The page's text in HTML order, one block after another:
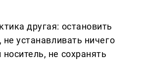
другая: остановить
не устанавливать ничего
не сохранять